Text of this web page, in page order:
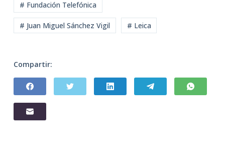
# Fundación Telefónica
# Juan Miguel Sánchez Vigil # Leica
Compartir: